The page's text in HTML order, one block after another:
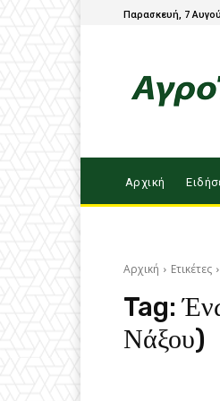
Παρασκευή, 7
Αρχική
Αρχική Ετικέτες
Tag:
Νάξου)